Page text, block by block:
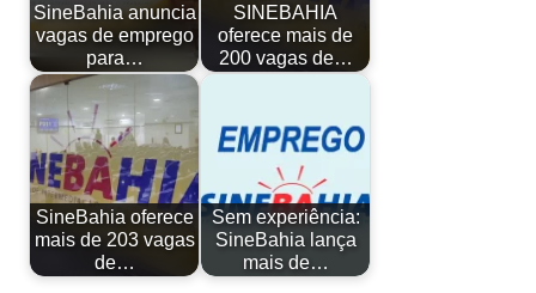
SineBahia anuncia
vagas de emprego
para…
SINEBAHIA
oferece mais de
200 vagas de…
SineBahia oferece
mais de 203 vagas
de…
Sem experiência:
SineBahia lança
mais de…